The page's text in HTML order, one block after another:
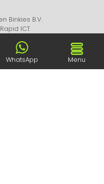
Binkies B.V.
Rapid ICT
WhatsApp Menu